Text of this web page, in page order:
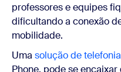
professores e equipes
dificultando a conexão
mobilidade.
Uma solução de
Phone, pode se